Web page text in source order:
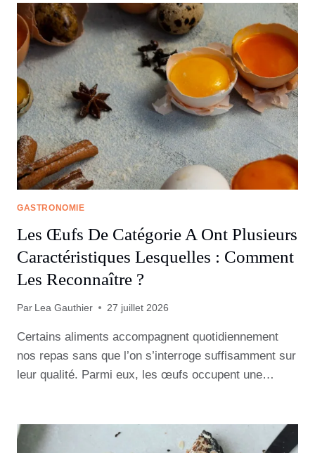
GASTRONOMIE
Les Œufs De Catégorie A Ont Plusieurs
Caractéristiques Lesquelles : Comment
Les Reconnaître ?
Par Lea Gauthier 27 juillet 2026
Certains aliments accompagnent quotidiennement
nos repas sans que l’on s’interroge suffisamment sur
leur qualité. Parmi eux, les œufs occupent une…